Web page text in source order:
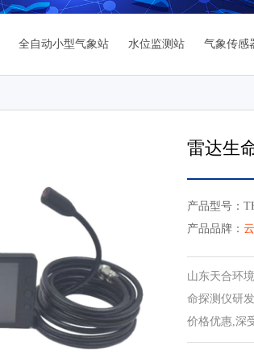
全自动小型气象站 水位监测站 气象传感
雷达生
产品型号：
产品品牌：
山东天合环
命探测仪研
价格优惠,深